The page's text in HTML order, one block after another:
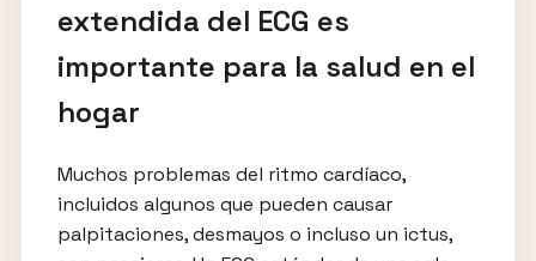
extendida del ECG es
importante para la salud en el
hogar
Muchos problemas del ritmo cardíaco,
incluidos algunos que pueden causar
palpitaciones, desmayos o incluso un ictus,